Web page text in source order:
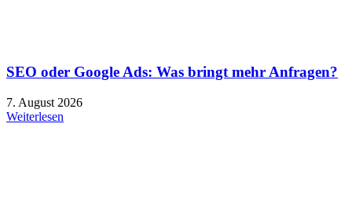
SEO oder Google Ads: Was bringt mehr Anfragen?
7. August 2026
Weiterlesen